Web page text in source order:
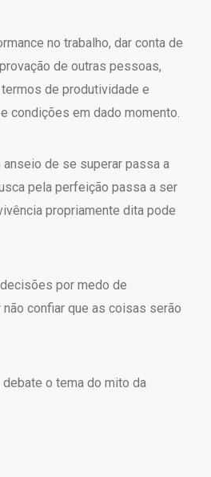
no trabalho, dar conta de
de outras pessoas,
de produtividade e
condições em dado momento.
de se superar passa a
pela perfeição passa a ser
propriamente dita pode
por medo de
confiar que as coisas serão
o tema do mito da